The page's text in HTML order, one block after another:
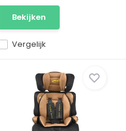
Vergelijk
Bekijken